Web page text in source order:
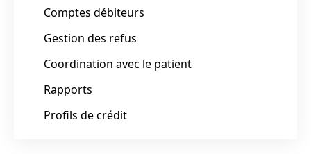
Comptes débiteurs
Gestion des refus
Coordination avec le patient
Rapports
Profils de crédit